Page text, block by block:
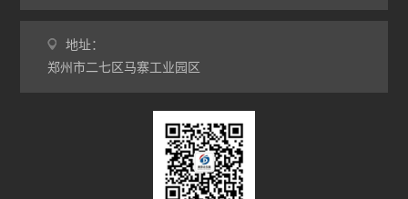
地址：
郑州市二七区马寨工业园区